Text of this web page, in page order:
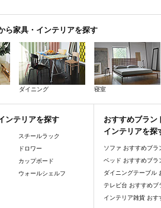
ら家具・インテリアを探す
ダイニング 寝室
ンテリアを探す
スチールラック
ドロワー
カップボード
ウォールシェルフ
おすすめブラン
インテリアを探
ソファ おすすめブラ
ベッド おすすめブラ
ダイニングテーブル
テレビ台 おすすめブ
インテリア雑貨 おす